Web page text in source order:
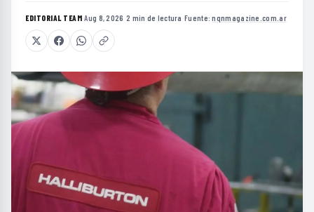
EDITORIAL TEAM·Aug 8, 2026 ·2 min de lectura ·Fuente:nqnmagazine.com.ar